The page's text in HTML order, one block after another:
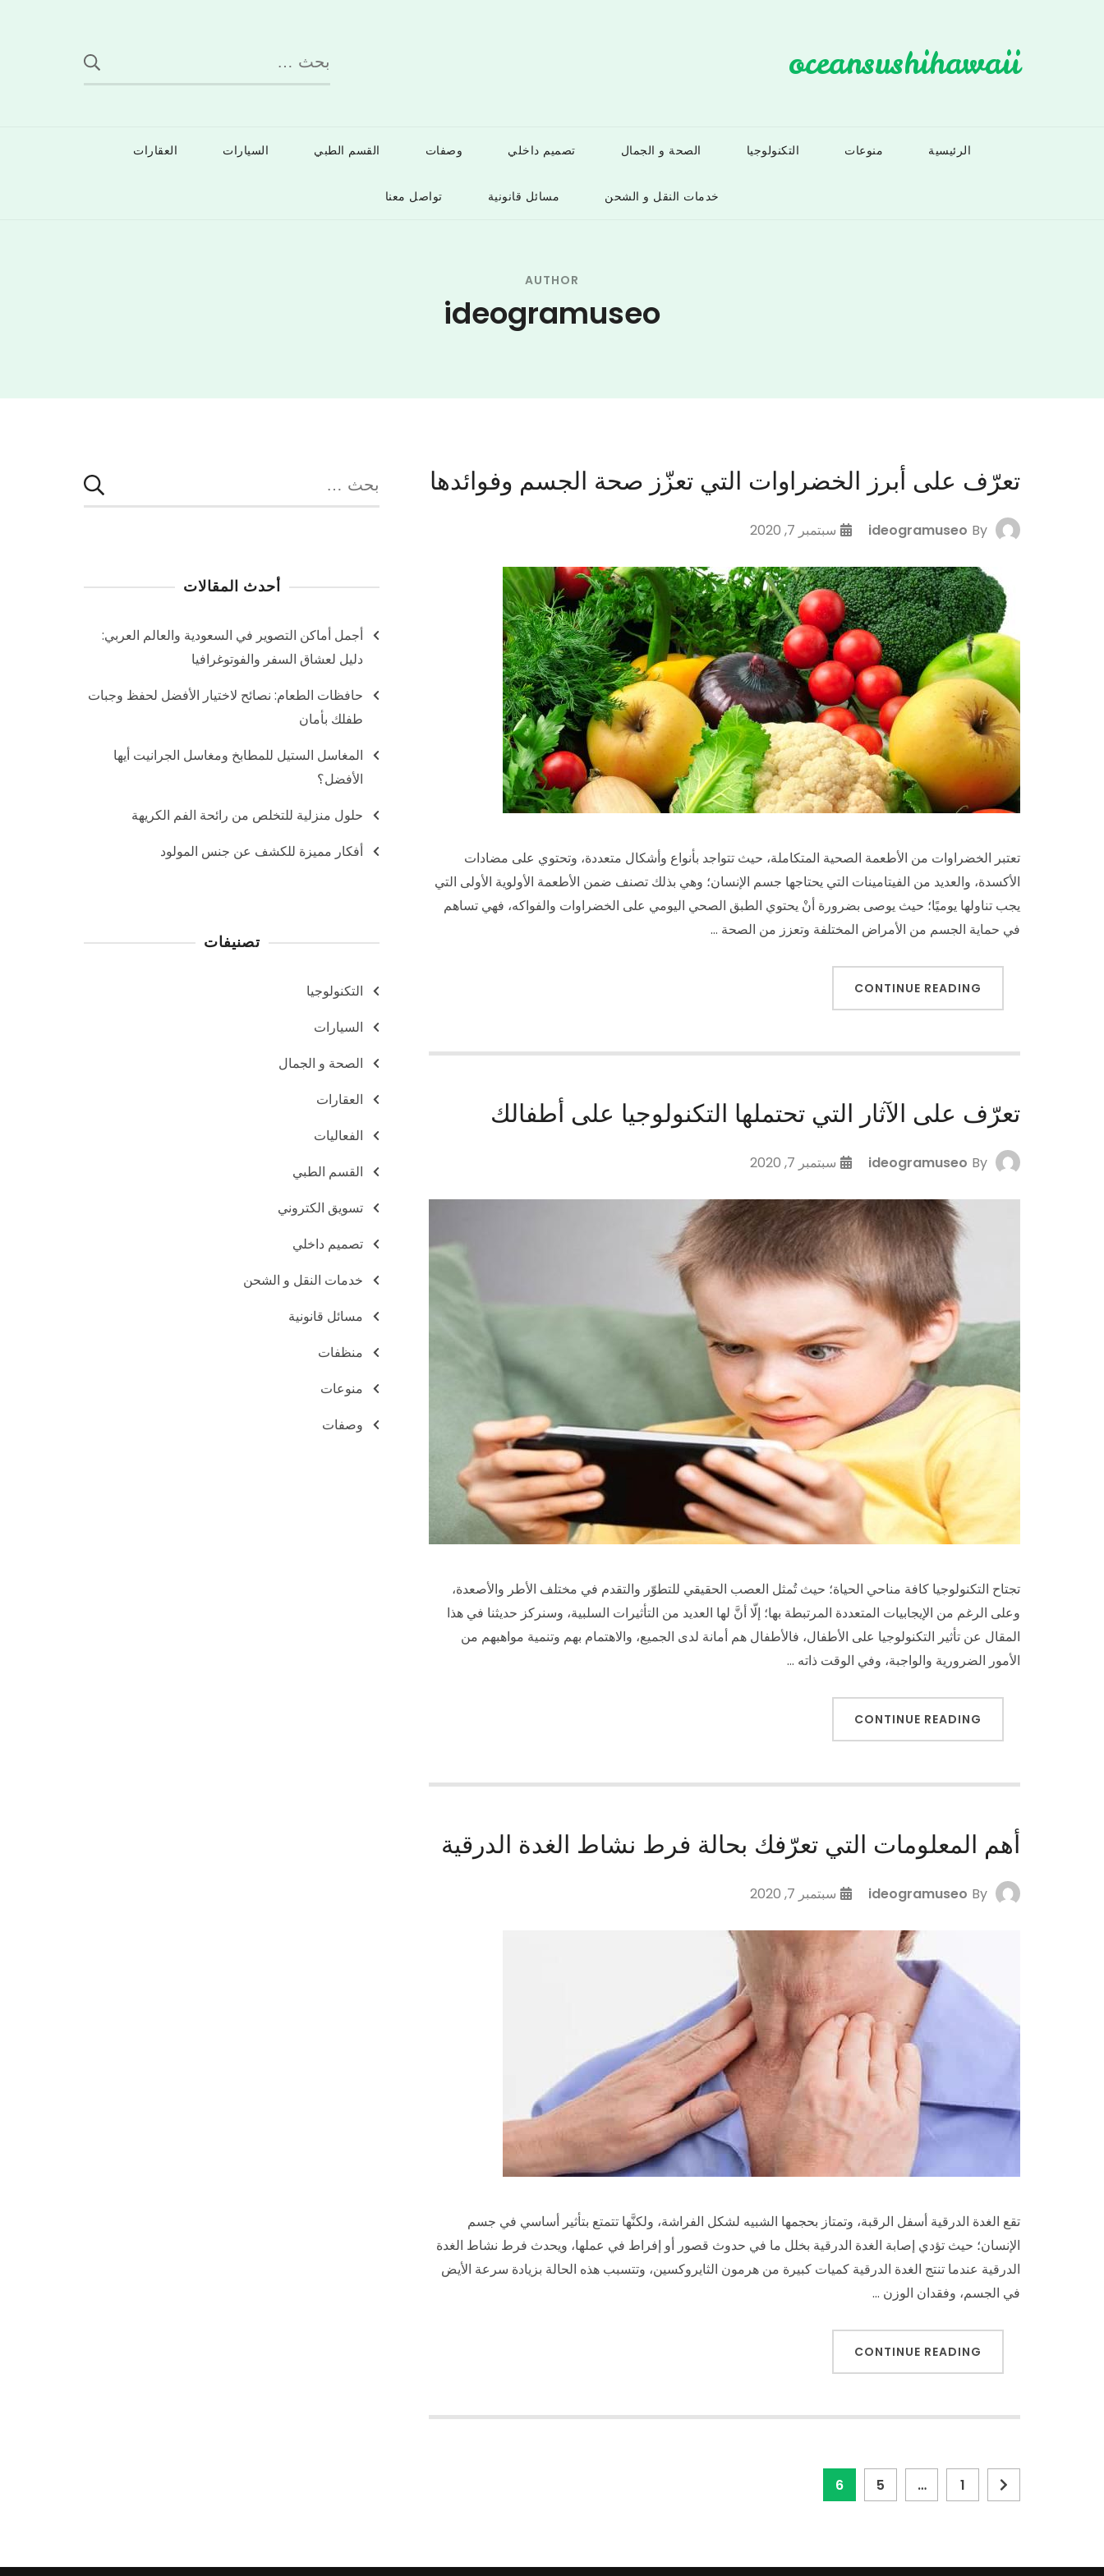
oceansushihawaii
البحث
عن:
الرئيسية منوعات التكنولوجيا الصحة و الجمال تصميم داخلي وصفات القسم الطبي السيارات العقارات
خدمات النقل و الشحن مسائل قانونية تواصل معنا
AUTHOR
ideogramuseo
تعرّف على أبرز الخضراوات التي تعزّز صحة الجسم وفوائدها
By
ideogramuseo سبتمبر 7, 2020
تعتبر الخضراوات من الأطعمة الصحية المتكاملة، حيث تتواجد بأنواع وأشكال متعددة، وتحتوي على مضادات
الأكسدة، والعديد من الفيتامينات التي يحتاجها جسم الإنسان؛ وهي بذلك تصنف ضمن الأطعمة الأولوية الأولى التي
يجب تناولها يوميًا؛ حيث يوصى بضرورة أنْ يحتوي الطبق الصحي اليومي على الخضراوات والفواكه، فهي تساهم
في حماية الجسم من الأمراض المختلفة وتعزز من الصحة …
CONTINUE READING
تعرّف على الآثار التي تحتملها التكنولوجيا على أطفالك
By
ideogramuseo سبتمبر 7, 2020
تجتاح التكنولوجيا كافة مناحي الحياة؛ حيث تُمثل العصب الحقيقي للتطوّر والتقدم في مختلف الأطر والأصعدة،
وعلى الرغم من الإيجابيات المتعددة المرتبطة بها؛ إلّا أنَّ لها العديد من التأثيرات السلبية، وسنركز حديثنا في هذا
المقال عن تأثير التكنولوجيا على الأطفال، فالأطفال هم أمانة لدى الجميع، والاهتمام بهم وتنمية مواهبهم من
الأمور الضرورية والواجبة، وفي الوقت ذاته …
CONTINUE READING
أهم المعلومات التي تعرّفك بحالة فرط نشاط الغدة الدرقية
By
ideogramuseo سبتمبر 7, 2020
تقع الغدة الدرقية أسفل الرقبة، وتمتاز بحجمها الشبيه لشكل الفراشة، ولكنَّها تتمتع بتأثير أساسي في جسم
الإنسان؛ حيث تؤدي إصابة الغدة الدرقية بخلل ما في حدوث قصور أو إفراط في عملها، ويحدث فرط نشاط الغدة
الدرقية عندما تنتج الغدة الدرقية كميات كبيرة من هرمون الثايروكسين، وتتسبب هذه الحالة بزيادة سرعة الأيض
في الجسم، وفقدان الوزن …
CONTINUE READING
تصفّحPage
1
…
Page
5
Page
6
البحث
عن:
أحدث المقالات
أجمل أماكن التصوير في السعودية والعالم العربي:
دليل لعشاق السفر والفوتوغرافيا
حافظات الطعام: نصائح لاختيار الأفضل لحفظ وجبات
طفلك بأمان
المغاسل الستيل للمطابخ ومغاسل الجرانيت أيها
الأفضل؟
حلول منزلية للتخلص من رائحة الفم الكريهة
أفكار مميزة للكشف عن جنس المولود
تصنيفات
التكنولوجيا
السيارات
الصحة و الجمال
العقارات
الفعاليات
القسم الطبي
تسويق الكتروني
تصميم داخلي
خدمات النقل و الشحن
مسائل قانونية
منظفات
منوعات
وصفات